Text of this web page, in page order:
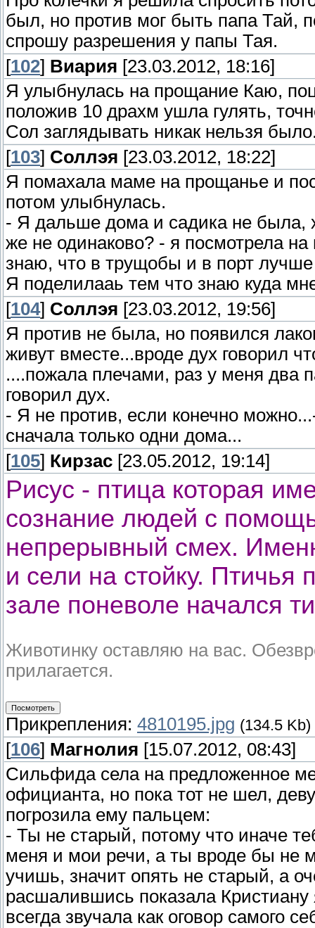
был, но против мог быть папа Тай,
спрошу разрешения у папы Тая.
[102] Виария [23.03.2012, 18:16]
Я улыбнулась на прощание Каю,
положив 10 драхм ушла гулять,
Сол заглядывать никак нельзя
[103] Соллэя [23.03.2012, 18:22]
Я помахала маме на прощанье и
потом улыбнулась.
- Я дальше дома и садика не была,
же не одинаково? - я посмотрела
знаю, что в трущобы и в порт лучше
Я поделилааь тем что знаю куда
[104] Соллэя [23.03.2012, 19:56]
Я против не была, но появился
живут вместе...вроде дух говорил
....пожала плечами, раз у меня два
говорил дух.
- Я не против, если конечно
сначала только одни дома...
[105] Кирзас [23.05.2012, 19:14]
Рисус - птица которая
сознание людей с
непрерывный смех.
и сели на стойку. Птичья
зале поневоле начался
Животинку оставляю на вас.
прилагается.
Прикрепления: 4810195.jpg (134.5 Kb)
[106] Магнолия [15.07.2012, 08:43]
Сильфида села на предложенное
официанта, но пока тот не шел,
погрозила ему пальцем:
- Ты не старый, потому что иначе
меня и мои речи, а ты вроде бы не
учишь, значит опять не старый, а
расшалившись показала Кристиану
всегда звучала как оговор самого